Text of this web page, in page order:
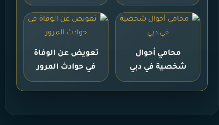
محامي أحوال
شخصية في دبي
تعويض عن الوفاة
في حوادث المرور